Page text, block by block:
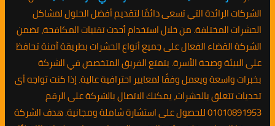
الشركات الرائدة التي تسعى دائمًا لتقديم أفضل الحلول لمشاكل
الحشرات المختلفة. من خلال استخدام أحدث تقنيات المكافحة، تضمن
الشركة القضاء الفعال على جميع أنواع الحشرات بطريقة آمنة تحافظ
على البيئة وصحة الأسرة. يتمتع الفريق المتخصص في الشركة
بخبرات واسعة ويعمل وفقًا لمعايير احترافية عالية. إذا كنت تواجه أي
تحديات تتعلق بالحشرات، يمكنك الاتصال بالشركة على الرقم
01010891953 للحصول على استشارة شاملة ومجانية. هدف الشركة